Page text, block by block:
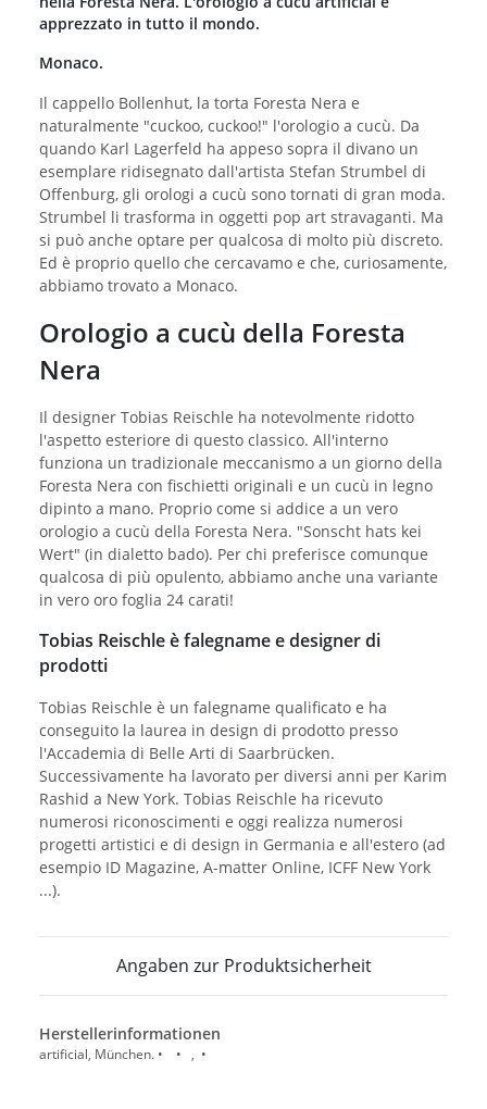
apprezzato in tutto il mondo.
Monaco.
Il cappello Bollenhut, la torta Foresta Nera e
naturalmente "cuckoo, cuckoo!" l'orologio a cucù. Da
quando Karl Lagerfeld ha appeso sopra il divano un
esemplare ridisegnato dall'artista Stefan Strumbel di
Offenburg, gli orologi a cucù sono tornati di gran moda.
Strumbel li trasforma in oggetti pop art stravaganti. Ma
si può anche optare per qualcosa di molto più discreto.
Ed è proprio quello che cercavamo e che, curiosamente,
abbiamo trovato a Monaco.
Orologio a cucù della Foresta
Nera
Il designer Tobias Reischle ha notevolmente ridotto
l'aspetto esteriore di questo classico. All'interno
funziona un tradizionale meccanismo a un giorno della
Foresta Nera con fischietti originali e un cucù in legno
dipinto a mano. Proprio come si addice a un vero
orologio a cucù della Foresta Nera. "Sonscht hats kei
Wert" (in dialetto bado). Per chi preferisce comunque
qualcosa di più opulento, abbiamo anche una variante
in vero oro foglia 24 carati!
Tobias Reischle è falegname e designer di
prodotti
Tobias Reischle è un falegname qualificato e ha
conseguito la laurea in design di prodotto presso
l'Accademia di Belle Arti di Saarbrücken.
Successivamente ha lavorato per diversi anni per Karim
Rashid a New York. Tobias Reischle ha ricevuto
numerosi riconoscimenti e oggi realizza numerosi
progetti artistici e di design in Germania e all'estero (ad
esempio ID Magazine, A-matter Online, ICFF New York
...).
Angaben zur Produktsicherheit
Herstellerinformationen
artificial, München. • • , •